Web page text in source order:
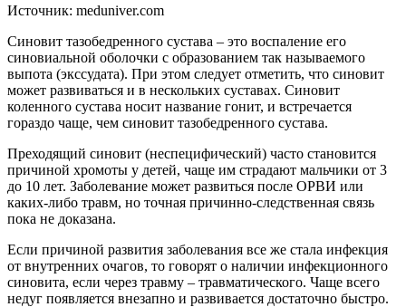
Источник: meduniver.com
Синовит тазобедренного сустава – это воспаление его
синовиальной оболочки с образованием так называемого
выпота (экссудата). При этом следует отметить, что синовит
может развиваться и в нескольких суставах. Синовит
коленного сустава носит название гонит, и встречается
гораздо чаще, чем синовит тазобедренного сустава.
Преходящий синовит (неспецифический) часто становится
причиной хромоты у детей, чаще им страдают мальчики от 3
до 10 лет. Заболевание может развиться после ОРВИ или
каких-либо травм, но точная причинно-следственная связь
пока не доказана.
Если причиной развития заболевания все же стала инфекция
от внутренних очагов, то говорят о наличии инфекционного
синовита, если через травму – травматического. Чаще всего
недуг появляется внезапно и развивается достаточно быстро.